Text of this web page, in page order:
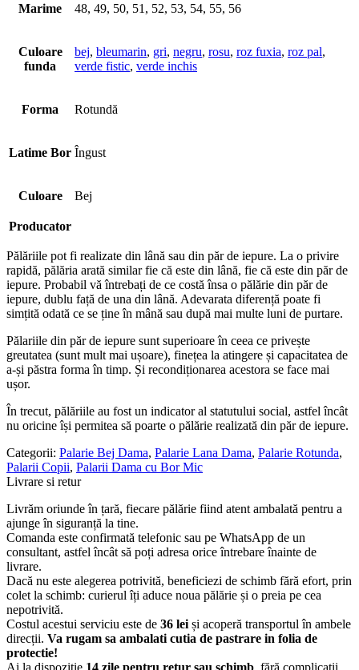
Marime 48, 49, 50, 51, 52, 53, 54, 55, 56
Culoare
funda
bej, bleumarin, gri, negru, rosu, roz fuxia, roz pal,
verde fistic, verde inchis
Forma Rotundă
Latime Bor Îngust
Culoare Bej
Producator
Pălăriile pot fi realizate din lână sau din păr de iepure. La o privire
rapidă, pălăria arată similar fie că este din lână, fie că este din păr de
iepure. Probabil vă întrebați de ce costă însa o pălărie din păr de
iepure, dublu față de una din lână. Adevarata diferență poate fi
simțită odată ce se ține în mână sau după mai multe luni de purtare.
Pălariile din păr de iepure sunt superioare în ceea ce privește
greutatea (sunt mult mai ușoare), finețea la atingere și capacitatea de
a-și păstra forma în timp. Și recondiționarea acestora se face mai
ușor.
În trecut, pălăriile au fost un indicator al statutului social, astfel încât
nu oricine își permitea să poarte o pălărie realizată din păr de iepure.
Categorii: Palarie Bej Dama, Palarie Lana Dama, Palarie Rotunda,
Palarii Copii, Palarii Dama cu Bor Mic
Livrare si retur
Livrăm oriunde în țară, fiecare pălărie fiind atent ambalată pentru a
ajunge în siguranță la tine.
Comanda este confirmată telefonic sau pe WhatsApp de un
consultant, astfel încât să poți adresa orice întrebare înainte de
livrare.
Dacă nu este alegerea potrivită, beneficiezi de schimb fără efort, prin
colet la schimb: curierul îți aduce noua pălărie și o preia pe cea
nepotrivită.
Costul acestui serviciu este de 36 lei și acoperă transportul în ambele
direcții. Va rugam sa ambalati cutia de pastrare in folia de
protectie!
Ai la dispoziție 14 zile pentru retur sau schimb, fără complicații.